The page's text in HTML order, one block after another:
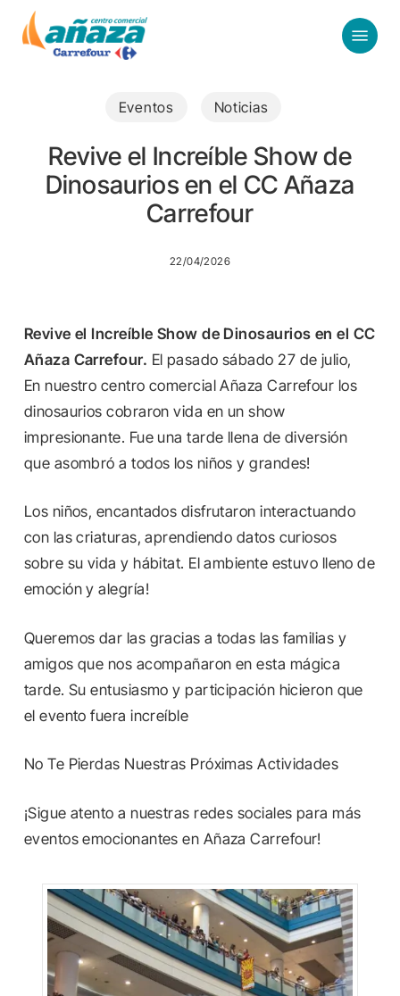
Menu
Eventos Noticias
Revive el Increíble Show de
Dinosaurios en el CC Añaza
Carrefour
22/04/2026
Revive el Increíble Show de Dinosaurios en el CC
Añaza Carrefour. El pasado sábado 27 de julio,
En nuestro centro comercial Añaza Carrefour los
dinosaurios cobraron vida en un show
impresionante. Fue una tarde llena de diversión
que asombró a todos los niños y grandes!
Los niños, encantados disfrutaron interactuando
con las criaturas, aprendiendo datos curiosos
sobre su vida y hábitat. El ambiente estuvo lleno de
emoción y alegría!
Queremos dar las gracias a todas las familias y
amigos que nos acompañaron en esta mágica
tarde. Su entusiasmo y participación hicieron que
el evento fuera increíble
No Te Pierdas Nuestras Próximas Actividades
¡Sigue atento a nuestras redes sociales para más
eventos emocionantes en Añaza Carrefour!